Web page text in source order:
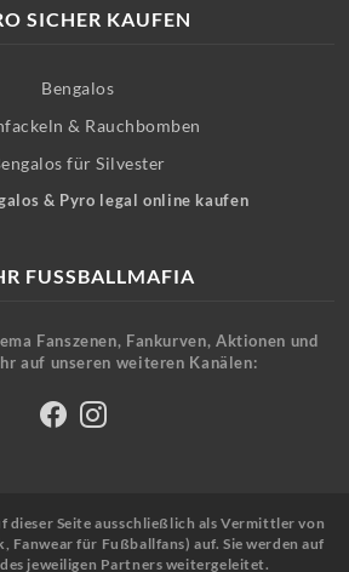
SICHER KAUFEN
Bengalos
& Rauchbomben
für Silvester
& Pyro legal online kaufen
FUSSBALLMAFIA
Fanszenen, Fankurven, Aktionen und
auf unseren weiteren Kanälen:
dieser Seite ausschließlich als Vermittler von
für Fußballfans) auf. Sie werden auf
jeweiligen Partners weitergeleitet.